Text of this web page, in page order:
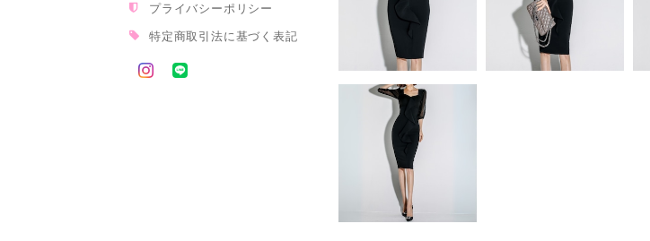
プライバシーポリシー
特定商取引法に基づく表記